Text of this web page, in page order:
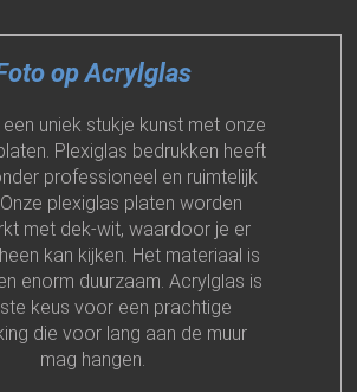
op Acrylglas
een uniek stukje kunst met onze
Plexiglas bedrukken heeft
professioneel en ruimtelijk
plexiglas platen worden
met dek-wit, waardoor je er
kan kijken. Het materiaal is
enorm duurzaam. Acrylglas is
keus voor een prachtige
die voor lang aan de muur
mag hangen.